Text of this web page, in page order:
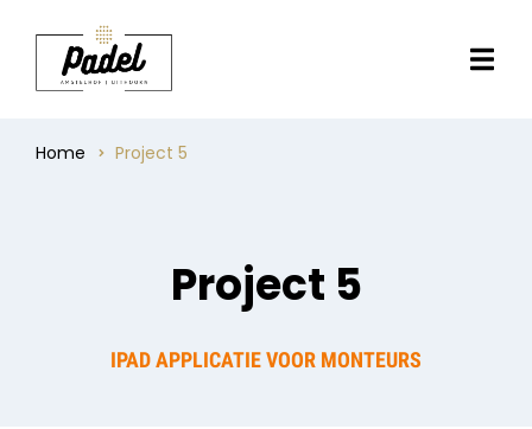
Home Project 5
Project 5
IPAD APPLICATIE VOOR MONTEURS